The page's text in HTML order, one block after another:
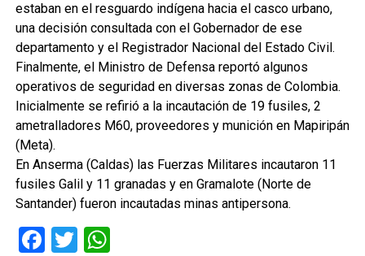
estaban en el resguardo indígena hacia el casco urbano,
una decisión consultada con el Gobernador de ese
departamento y el Registrador Nacional del Estado Civil.
Finalmente, el Ministro de Defensa reportó algunos
operativos de seguridad en diversas zonas de Colombia.
Inicialmente se refirió a la incautación de 19 fusiles, 2
ametralladores M60, proveedores y munición en Mapiripán
(Meta).
En Anserma (Caldas) las Fuerzas Militares incautaron 11
fusiles Galil y 11 granadas y en Gramalote (Norte de
Santander) fueron incautadas minas antipersona.
Facebook
TwitterWhatsApp